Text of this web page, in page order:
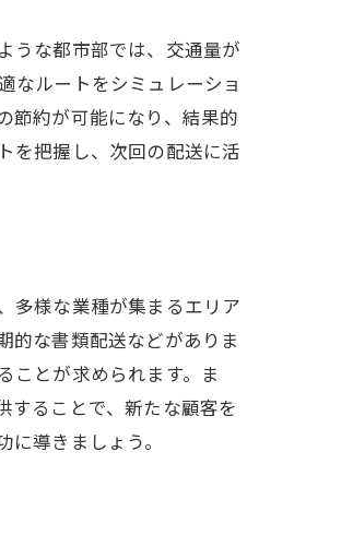
うな都市部では、交通量が
なルートをシミュレーショ
節約が可能になり、結果的
を把握し、次回の配送に活
多様な業種が集まるエリア
的な書類配送などがありま
ことが求められます。ま
することで、新たな顧客を
導きましょう。